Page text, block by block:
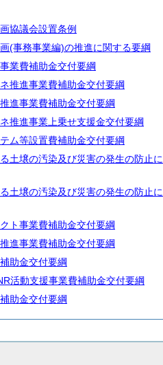
協議会設置条例
(事務事業編)の推進に関する要綱
業費補助金交付要綱
推進事業費補助金交付要綱
進事業費補助金交付要綱
推進事業上乗せ支援金交付要綱
ム等設置費補助金交付要綱
土壌の汚染及び災害の発生の防止に
土壌の汚染及び災害の発生の防止に
ト事業費補助金交付要綱
進事業費補助金交付要綱
助金交付要綱
活動支援事業費補助金交付要綱
助金交付要綱